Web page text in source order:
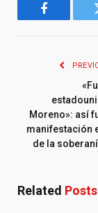
Facebook
Moreno»: así
manifestación
de la
Related Posts